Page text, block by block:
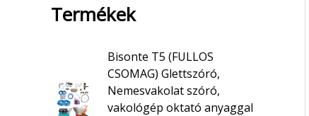
Termékek
Bisonte T5 (FULLOS
CSOMAG) Glettszóró,
Nemesvakolat szóró,
vakológép oktató anyaggal